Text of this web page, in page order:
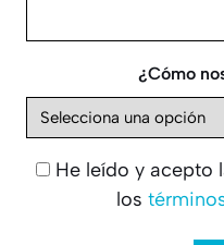
¿Cómo
He leído y acepto
los